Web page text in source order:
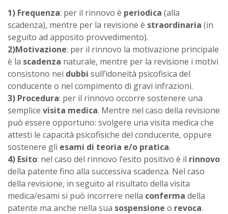
1) Frequenza: per il rinnovo è periodica (alla
scadenza), mentre per la revisione è straordinaria (in
seguito ad apposito provvedimento).
2)Motivazione: per il rinnovo la motivazione principale
è la scadenza naturale, mentre per la revisione i motivi
consistono nei dubbi sull’idoneità psicofisica del
conducente o nel compimento di gravi infrazioni.
3) Procedura: per il rinnovo occorre sostenere una
semplice visita medica. Mentre nel caso della revisione
può essere opportuno: svolgere una visita medica che
attesti le capacità psicofisiche del conducente, oppure
sostenere gli esami di teoria e/o pratica.
4) Esito: nel caso del rinnovo l’esito positivo è il rinnovo
della patente fino alla successiva scadenza. Nel caso
della revisione, in seguito al risultato della visita
medica/esami si può incorrere nella conferma della
patente ma anche nella sua sospensione o revoca.